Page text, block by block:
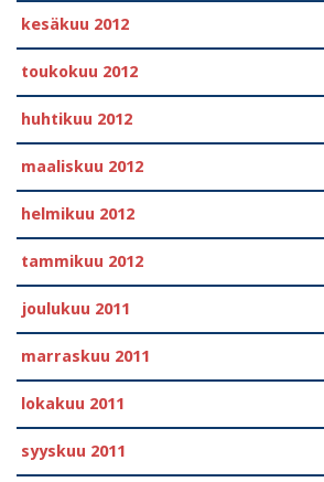
kesäkuu 2012
toukokuu 2012
huhtikuu 2012
maaliskuu 2012
helmikuu 2012
tammikuu 2012
joulukuu 2011
marraskuu 2011
lokakuu 2011
syyskuu 2011